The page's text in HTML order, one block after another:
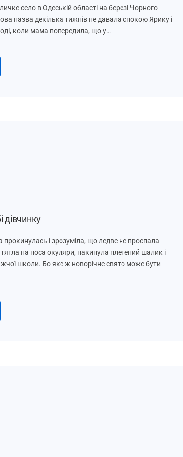
село в Одеській області на березі Чорного
назва декілька тижнів не давала спокою Ярику і
коли мама попередила, що у…
дівчинку
і зрозуміла, що ледве не проспала
на носа окуляри, накинула плетений шалик і
школи. Бо яке ж новорічне свято може бути